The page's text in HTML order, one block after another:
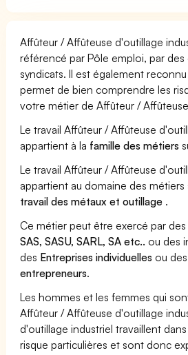
Affûteur / Affûteuse d'outillage
référencé par Pôle emploi, par
syndicats. Il est également
permet de bien comprendre les
votre métier de Affûteur /
Le travail Affûteur / Affûteuse
appartient à la famille des métiers
Le travail Affûteur / Affûteuse
appartient au domaine des métiers
travail des métaux et outillage .
Ce métier peut être exercé par
SAS, SASU, SARL, SA etc.. ou des
des Entreprises individuelles ou
entrepreneurs.
Les hommes et les femmes qui
Affûteur / Affûteuse d'outillage
d'outillage industriel travaillent
risque particulières et sont donc